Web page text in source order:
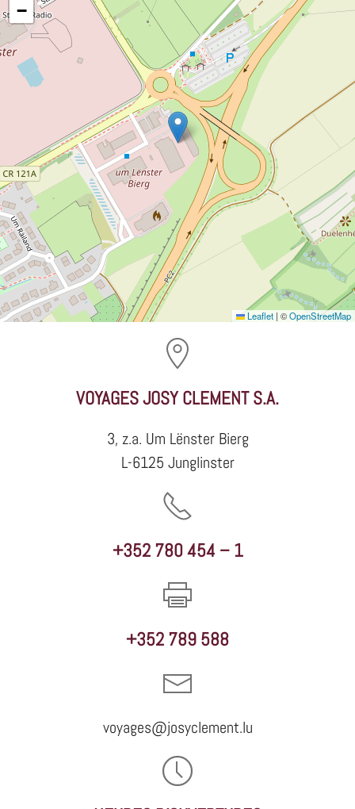
−
Leaflet | ©OpenStreetMap
VOYAGES JOSY CLEMENT S.A.
3, z.a. Um Lënster Bierg
L-6125 Junglinster
+352 780 454 – 1
+352 789 588
voyages@josyclement.lu